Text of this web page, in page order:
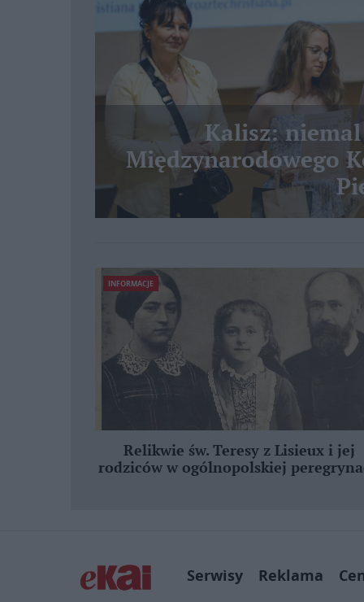
Kalisz:
Międzynarodowego
INFORMACJE
Relikwie św. Teresy z Lisieux i jej
rodziców w ogólnopolskiej
Serwisy Reklama